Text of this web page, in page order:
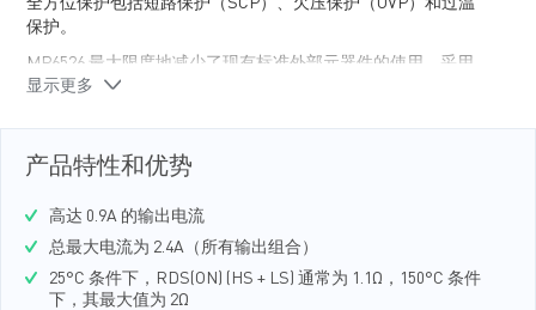
全方位保护包括短路保护（SCP）、欠压保护（UVP）和过温
保护。
MP6526 最大限度地减少了现有标准外部元器件的使用，采用
SOIC-28、 QFN-24 (4mmx4mm) 和 QFN-24 (5mmx5mm) 封装。
显示更多
产品特性和优势
高达 0.9A 的输出电流
总最大电流为 2.4A（所有输出组合）
25°C 条件下，RDS(ON) (HS + LS) 通常为 1.1Ω，150°C 条件
下，其最大值为 2Ω